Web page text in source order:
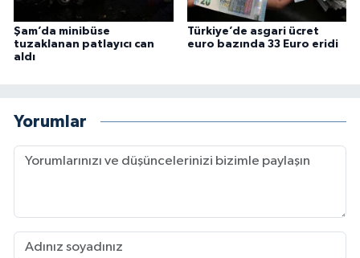
Şam’da minibüse
tuzaklanan patlayıcı can
aldı
Türkiye’de asgari ücret
euro bazında 33 Euro eridi
Yorumlar